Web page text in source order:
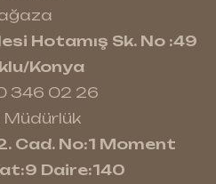
Hotamış Sk. No :49
Konya
346 02 26
Müdürlük
Cad. No:1 Moment
Daire:140